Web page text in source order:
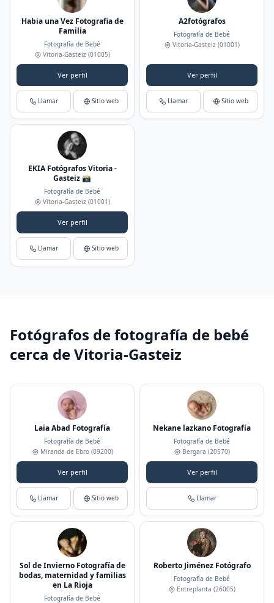
Habia una Vez Fotografia de
Familia
Fotografía de Bebé
Vitoria-Gasteiz (01005)
Ver perfil
Llamar Sitio web
A2fotógrafos
Fotografía de Bebé
Vitoria-Gasteiz (01001)
Ver perfil
Llamar Sitio web
EKIA Fotógrafos Vitoria -
Gasteiz 📸
Fotografía de Bebé
Vitoria-Gasteiz (01001)
Ver perfil
Llamar Sitio web
Fotógrafos de fotografía de bebé
cerca de Vitoria-Gasteiz
Laia Abad Fotografía
Fotografía de Bebé
Miranda de Ebro(09200)
Ver perfil
Llamar Sitio web
Nekane lazkano Fotografía
Fotografía de Bebé
Bergara (20570)
Ver perfil
Llamar
Sol de Invierno Fotografía de
bodas, maternidad y familias
en La Rioja
Fotografía de Bebé
Roberto Jiménez Fotógrafo
Fotografía de Bebé
Entreplanta (26005)